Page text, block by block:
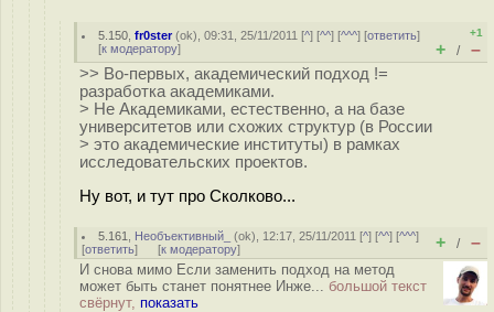
5.150 ,fr0ster(ok), 09:31, 25/11/2011 [^] [^^] [^^^] [ответить]
[к модератору]
+1
+ / –
>> Во-первых, академический подход !=
разработка академиками.
> Не Академиками, естественно, а на базе
университетов или схожих структур (в России
> это академические институты) в рамках
исследовательских проектов.
Ну вот, и тут про Сколково...
5.161 Необъективный_ (ok), 12:17, 25/11/2011 [^] [^^] [^^^]
[ответить] [к модератору] + / –
И снова мимо Если заменить подход на метод
может быть станет понятнее Инже... большой текст
свёрнут, показать